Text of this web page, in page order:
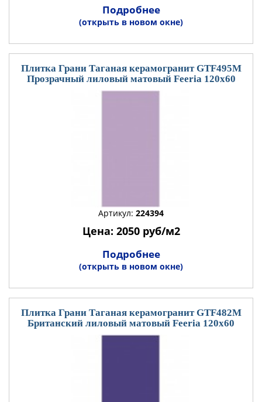
Подробнее
(открыть в новом окне)
Плитка Грани Таганая керамогранит GTF495М
Прозрачный лиловый матовый Feeria 120x60
Артикул: 224394
Цена: 2050 руб/м2
Подробнее
(открыть в новом окне)
Плитка Грани Таганая керамогранит GTF482М
Британский лиловый матовый Feeria 120x60